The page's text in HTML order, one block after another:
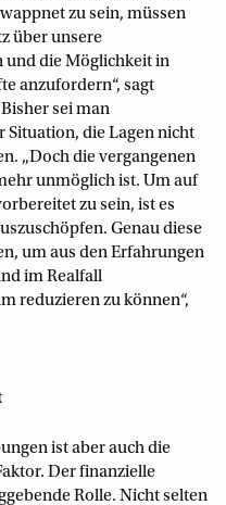
zu sein, müssen
über unsere
und die Möglichkeit in
anzufordern“, sagt
sei man
Situation, die Lagen nicht
„Doch die vergangenen
unmöglich ist. Um auf
zu sein, ist es
Genau diese
um aus den Erfahrungen
im Realfall
reduzieren zu können“,
ist aber auch die
Der finanzielle
Rolle. Nicht selten